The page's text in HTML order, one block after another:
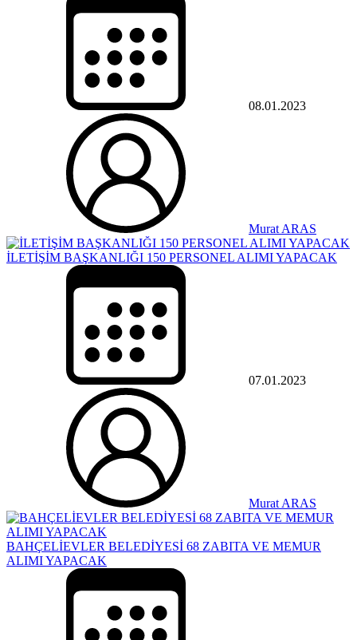
08.01.2023
Murat ARAS
İLETİŞİM BAŞKANLIĞI 150 PERSONEL ALIMI YAPACAK
07.01.2023
Murat ARAS
BAHÇELİEVLER BELEDİYESİ 68 ZABITA VE MEMUR
ALIMI YAPACAK